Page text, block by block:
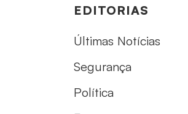
EDITORIAS
Últimas Notícias
Segurança
Política